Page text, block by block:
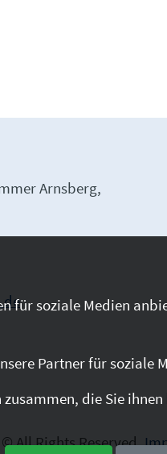
Arnsberg,
© All Rights Reserved.
für soziale Medien
Partner für soziale
die Sie